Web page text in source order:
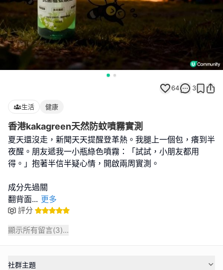
64 3
生活 健康
香港kakagreen天然防蚊噴霧實測
夏天還沒走，新聞天天提醒登革熱。我腿上一個包，癢到半
夜醒。朋友遞我一小瓶綠色噴霧：「試試，小朋友都用
得。」抱著半信半疑心情，開啟兩周實測。
成分先過關
翻背面... 更多
評分
顯示所有留言(3)...
社群主題